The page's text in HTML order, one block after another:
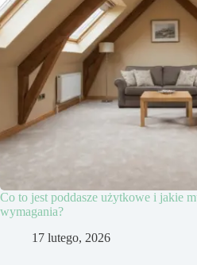
Co to jest poddasze użytkowe i jakie
wymagania?
17 lutego, 2026